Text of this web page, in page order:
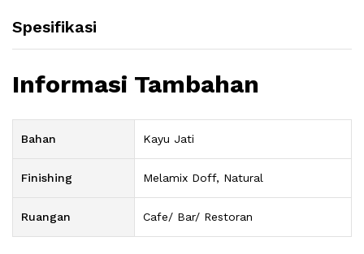
Spesifikasi
Informasi Tambahan
Bahan Kayu Jati
Finishing Melamix Doff, Natural
Ruangan Cafe/ Bar/ Restoran